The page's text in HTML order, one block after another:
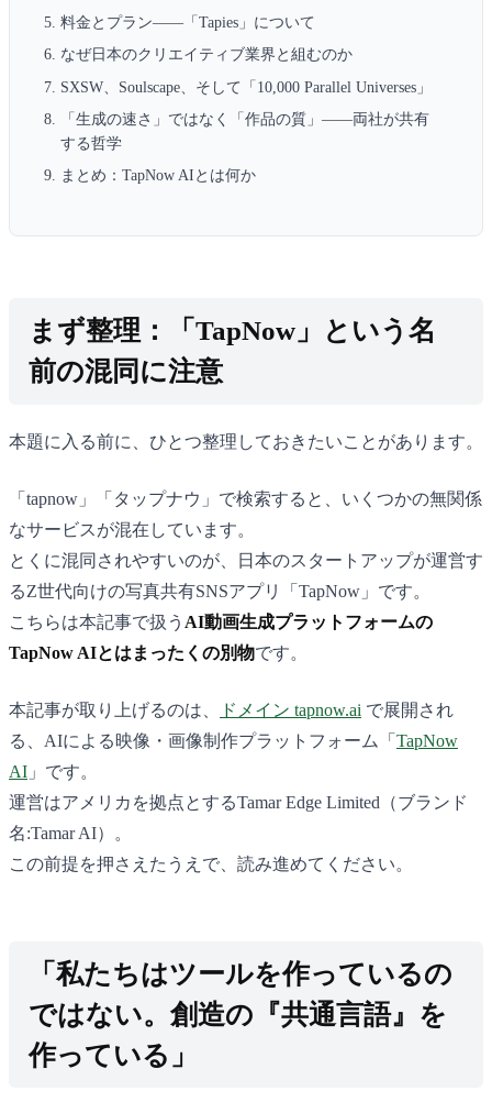
料金とプラン——「Tapies」について
なぜ日本のクリエイティブ業界と組むのか
SXSW、Soulscape、そして「10,000 Parallel Universes」
「生成の速さ」ではなく「作品の質」——両社が共有
する哲学
まとめ：TapNow AIとは何か
まず整理：「TapNow」という名
前の混同に注意
本題に入る前に、ひとつ整理しておきたいことがあります。
「tapnow」「タップナウ」で検索すると、いくつかの無関係
なサービスが混在しています。
とくに混同されやすいのが、日本のスタートアップが運営す
るZ世代向けの写真共有SNSアプリ「TapNow」です。
こちらは本記事で扱う AI動画生成プラットフォームの
TapNow AIとはまったくの別物です。
本記事が取り上げるのは、 ドメイン tapnow.ai で展開され
る、AIによる映像・画像制作プラットフォーム「 TapNow
AI 」です。
運営はアメリカを拠点とするTamar Edge Limited（ブランド
名:Tamar AI）。
この前提を押さえたうえで、読み進めてください。
「私たちはツールを作っているの
ではない。創造の『共通言語』を
作っている」